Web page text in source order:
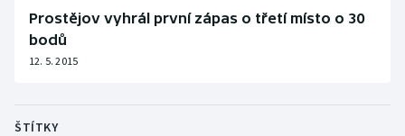
Veslování
Volejbal
Prostějov vyhrál první zápas o třetí místo o 30
bodů
12. 5. 2015
ŠTÍTKY